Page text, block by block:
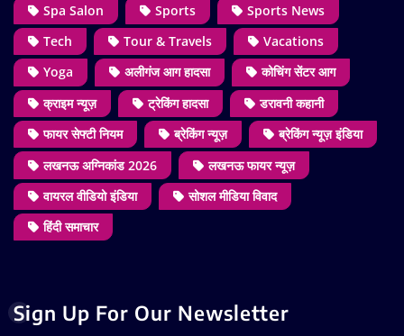
Spa Salon
Sports
Sports News
Tech
Tour & Travels
Vacations
Yoga
अलीगंज आग हादसा
कोचिंग सेंटर आग
क्राइम न्यूज़
ट्रेकिंग हादसा
डरावनी कहानी
फायर सेफ्टी नियम
ब्रेकिंग न्यूज़
ब्रेकिंग न्यूज़ इंडिया
लखनऊ अग्निकांड 2026
लखनऊ फायर न्यूज़
वायरल वीडियो इंडिया
सोशल मीडिया विवाद
हिंदी समाचार
Sign Up For Our Newsletter